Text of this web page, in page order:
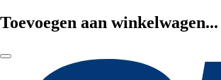
Toevoegen aan winkelwagen...